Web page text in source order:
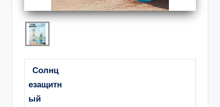
Солнц
езащитн
ый